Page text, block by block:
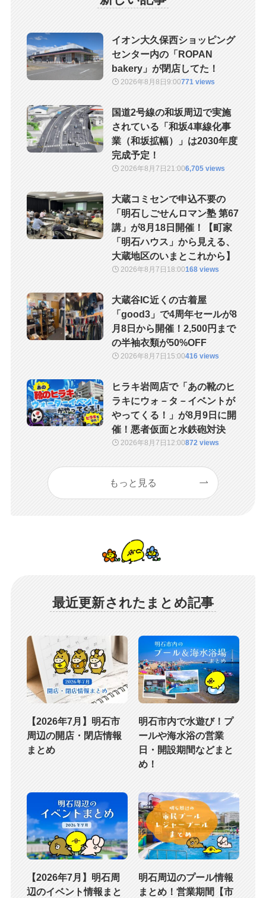
イオン大久保西ショッピング
センター内の「ROPAN
bakery」が閉店してた！
2026年8月8日9:00771 views
国道2号線の和坂周辺で実施
されている「和坂4車線化事
業（和坂拡幅）」は2030年度
完成予定！
2026年8月7日21:006,705 views
大蔵コミセンで申込不要の
「明石しごせんロマン塾 第67
講」が8月18日開催！【町家
「明石ハウス」から見える、
大蔵地区のいまとこれから】
2026年8月7日 18:00168 views
大蔵谷IC近くの古着屋
「good3」で4周年セールが8
月8日から開催！2,500円まで
の半袖衣類が50%OFF
2026年8月7日 15:00416 views
ヒラキ岩岡店で「あの靴のヒ
ラキにウォ－タ－イベントが
やってくる！」が8月9日に開
催！悪者仮面と水鉄砲対決
2026年8月7日 12:00872 views
もっと見る
最近更新されたまとめ記事
【2026年7月】明石市
周辺の開店・閉店情報
まとめ
明石市内で水遊び！プ
ールや海水浴の営業
日・開設期間などまと
め！
【2026年7月】明石周
辺のイベント情報まと
明石周辺のプール情報
まとめ！営業期間【市